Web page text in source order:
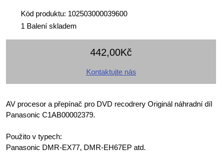
Kód produktu: 102503000039600
1 Balení skladem
442,00Kč
Kontaktujte nás
AV procesor a přepínač pro DVD recodrery Originál náhradní díl
Panasonic C1AB00002379.
Použito v typech:
Panasonic DMR-EX77, DMR-EH67EP atd.